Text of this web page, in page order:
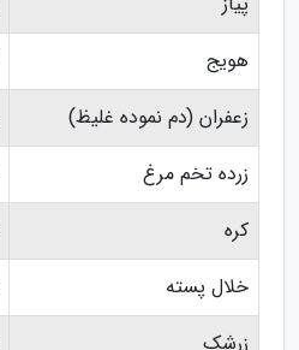
هویج
زعفران (دم نموده غلیظ)
زرده تخم مرغ
کره
خلال پسته
زرشک